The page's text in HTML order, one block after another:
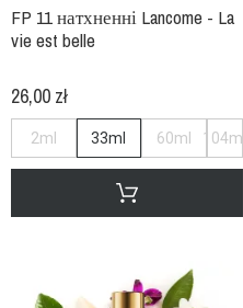
FP 11 натхненні Lancome - La
vie est belle
26,00 zł
2ml 33ml 60ml 104ml